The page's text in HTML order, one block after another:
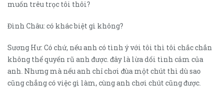
muốn trêu trọc tôi thôi?
Đình Châu: có khác biệt gì không?
Sương Hư: Có chứ, nếu anh có tình ý với tôi thì tôi chắc chắn
không thể quyến rũ anh được. đây là lừa dối tình cảm của
anh. Nhưng mà nếu anh chỉ chơi đùa một chút thì dù sao
cũng chẳng có việc gì làm, cùng anh chơi chút cũng được.